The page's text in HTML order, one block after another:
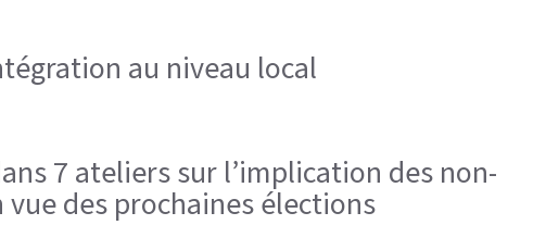
au niveau local
7 ateliers sur l’implication des non-
des prochaines élections